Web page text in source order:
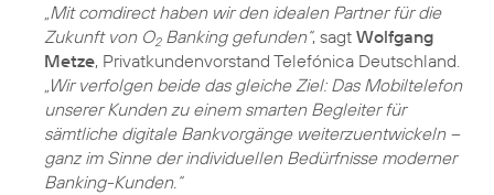
„Mit comdirect haben wir den idealen Partner für die
Zukunft von O2Banking gefunden“, sagt Wolfgang
Metze, Privatkundenvorstand Telefónica Deutschland.
„Wir verfolgen beide das gleiche Ziel: Das Mobiltelefon
unserer Kunden zu einem smarten Begleiter für
sämtliche digitale Bankvorgänge weiterzuentwickeln –
ganz im Sinne der individuellen Bedürfnisse moderner
Banking-Kunden.“